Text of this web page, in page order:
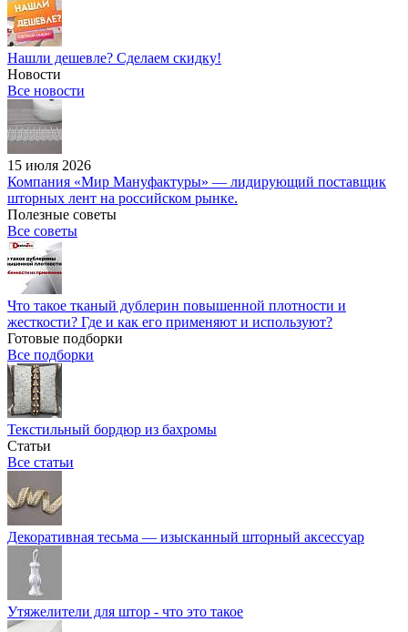
Нашли дешевле? Сделаем скидку!
Новости
Все новости
15 июля 2026
Компания «Мир Мануфактуры» — лидирующий поставщик
шторных лент на российском рынке.
Полезные советы
Все советы
Что такое тканый дублерин повышенной плотности и
жесткости? Где и как его применяют и используют?
Готовые подборки
Все подборки
Текстильный бордюр из бахромы
Статьи
Все статьи
Декоративная тесьма — изысканный шторный аксессуар
Утяжелители для штор - что это такое